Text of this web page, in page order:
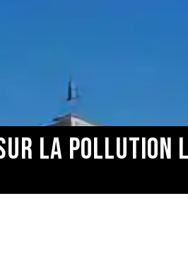
LA POLLUTION